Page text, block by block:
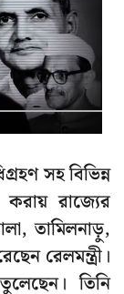
সহ বিভিন্ন
করায় রাজ্যের
তামিলনাড়ু,
রেলমন্ত্রী।
তিনি